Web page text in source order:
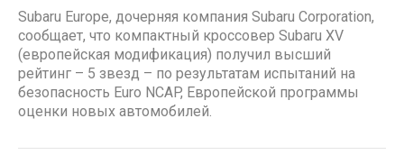
Subaru Europe, дочерняя компания Subaru Corporation,
сообщает, что компактный кроссовер Subaru XV
(европейская модификация) получил высший
рейтинг – 5 звезд – по результатам испытаний на
безопасность Euro NCAP, Европейской программы
оценки новых автомобилей.